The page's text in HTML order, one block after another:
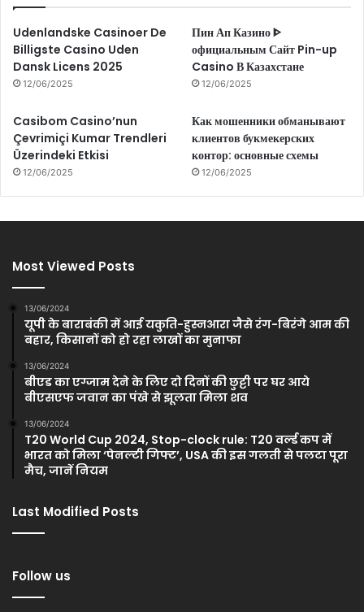
Udenlandske Casinoer De
Billigste Casino Uden
Dansk Licens 2025
12/06/2025
Пин Ап Казино ᐈ
официальным Сайт Pin-up
Casino В Казахстане
12/06/2025
Casibom Casino’nun
Çevrimiçi Kumar Trendleri
Üzerindeki Etkisi
12/06/2025
Как мошенники обманывают
клиентов букмекерских
контор: основные схемы
12/06/2025
Most Viewed Posts
13/06/2024
यूपी के बाराबंकी में आई यकुति-हुस्नआरा जैसे रंग-बिरंगे आम की
बहार, किसानों को हो रहा लाखों का मुनाफा
13/06/2024
बीएड का एग्जाम देने के लिए दो दिनों की छुट्टी पर घर आये
बीएसएफ जवान का पंखे से झूलता मिला शव
13/06/2024
T20 World Cup 2024, Stop-clock rule: T20 वर्ल्ड कप में
भारत को म‍िला ‘पेनल्टी ग‍िफ्ट’, USA की इस गलती से पलटा पूरा
मैच, जानें नियम
Last Modified Posts
Follow us